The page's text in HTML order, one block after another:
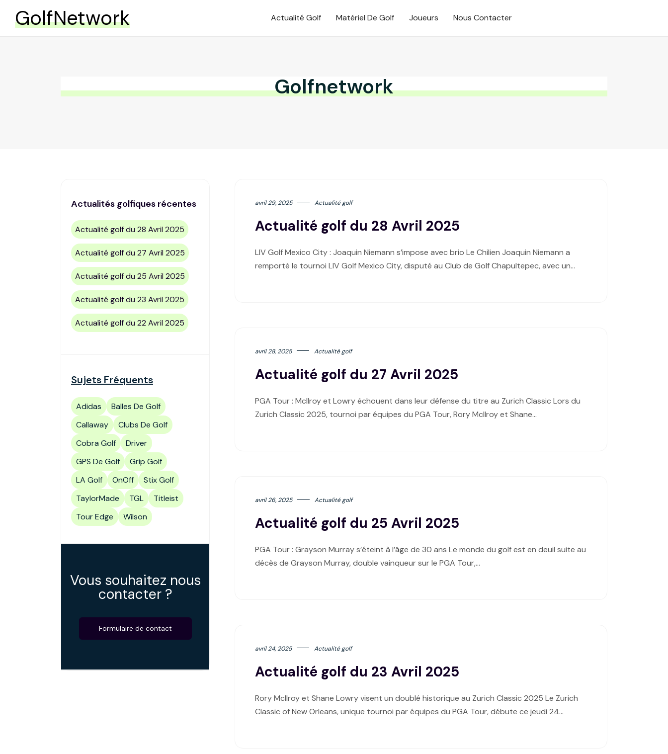
GolfNetwork Actualité Golf Matériel De Golf Joueurs Nous Contacter
Golfnetwork
Actualités golfiques récentes
Actualité golf du 28 Avril 2025
Actualité golf du 27 Avril 2025
Actualité golf du 25 Avril 2025
Actualité golf du 23 Avril 2025
Actualité golf du 22 Avril 2025
Sujets Fréquents
Adidas
Balles De Golf
Callaway
Clubs De Golf
Cobra Golf
Driver
GPS De Golf
Grip Golf
LA Golf
OnOff
Stix Golf
TaylorMade
TGL
Titleist
Tour Edge
Wilson
Vous souhaitez nous
contacter ?
Formulaire de contact
avril 29, 2025 Actualité golf
Actualité golf du 28 Avril 2025
LIV Golf Mexico City : Joaquin Niemann s’impose avec brio Le Chilien Joaquin Niemann a
remporté le tournoi LIV Golf Mexico City, disputé au Club de Golf Chapultepec, avec un…
avril 28, 2025 Actualité golf
Actualité golf du 27 Avril 2025
PGA Tour : McIlroy et Lowry échouent dans leur défense du titre au Zurich Classic Lors du
Zurich Classic 2025, tournoi par équipes du PGA Tour, Rory McIlroy et Shane…
avril 26, 2025 Actualité golf
Actualité golf du 25 Avril 2025
PGA Tour : Grayson Murray s’éteint à l’âge de 30 ans Le monde du golf est en deuil suite au
décès de Grayson Murray, double vainqueur sur le PGA Tour,…
avril 24, 2025 Actualité golf
Actualité golf du 23 Avril 2025
Rory McIlroy et Shane Lowry visent un doublé historique au Zurich Classic 2025 Le Zurich
Classic of New Orleans, unique tournoi par équipes du PGA Tour, débute ce jeudi 24…